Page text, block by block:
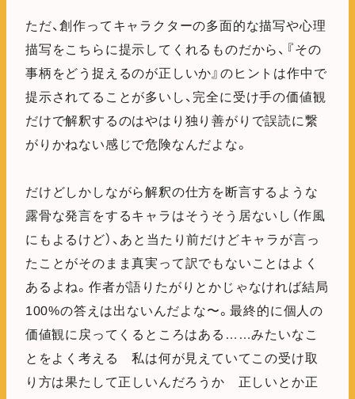
ただ、創作ってキャラクターの多面的な描写や心理
描写をこちらに提示してくれるものだから、『その
事柄をどう捉えるのが正しいか』のヒントは作中で
提示されてることが多いし、完全に受け手の価値観
だけで解釈するのはやはり独り善がりで誤読に繋
がりかねない感じで危険なんだよな。
だけどしかしながら解釈の仕方を断言するような
露骨な発言をするキャラはそうそう居ないし（作風
にもよるけど）、あと当たり前だけどキャラが言っ
たことがそのまま真実って訳でもないことはよく
あるよね。作者が語りたがりとかじゃなければ結局
100%の答えは出ないんだよな〜。最終的に個人の
価値観に戻ってくるところはある……みたいなこ
とをよく考える 私は何が見えていてこの受け取
り方は果たして正しいんだろうか 正しいとか正